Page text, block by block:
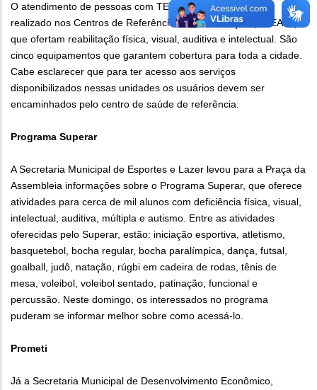
O atendimento de pessoas com TEA na capital também é
realizado nos Centros de Referência em Reabilitação (CREABs),
que ofertam reabilitação física, visual, auditiva e intelectual. São
cinco equipamentos que garantem cobertura para toda a cidade.
Cabe esclarecer que para ter acesso aos serviços
disponibilizados nessas unidades os usuários devem ser
encaminhados pelo centro de saúde de referência.
Programa Superar
A Secretaria Municipal de Esportes e Lazer levou para a Praça da
Assembleia informações sobre o Programa Superar, que oferece
atividades para cerca de mil alunos com deficiência física, visual,
intelectual, auditiva, múltipla e autismo. Entre as atividades
oferecidas pelo Superar, estão: iniciação esportiva, atletismo,
basquetebol, bocha regular, bocha paralímpica, dança, futsal,
goalball, judô, natação, rúgbi em cadeira de rodas, tênis de
mesa, voleibol, voleibol sentado, patinação, funcional e
percussão. Neste domingo, os interessados no programa
puderam se informar melhor sobre como acessá-lo.
Prometi
Já a Secretaria Municipal de Desenvolvimento Econômico,